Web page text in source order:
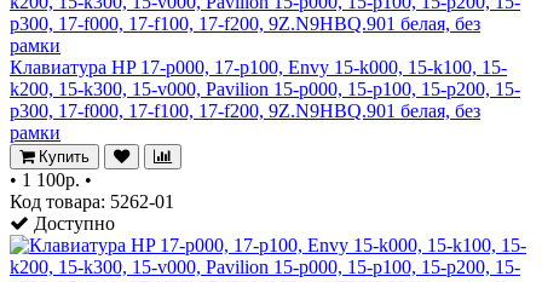
Клавиатура HP 17-p000, 17-p100, Envy 15-k000, 15-k100, 15-
k200, 15-k300, 15-v000, Pavilion 15-p000, 15-p100, 15-p200, 15-
p300, 17-f000, 17-f100, 17-f200, 9Z.N9HBQ.901 белая, без
рамки
Купить
• 1 100р. •
Код товара: 5262-01
Доступно